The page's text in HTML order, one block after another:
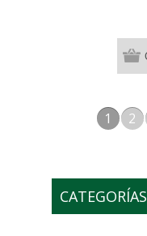
1 2
CATEGORÍAS